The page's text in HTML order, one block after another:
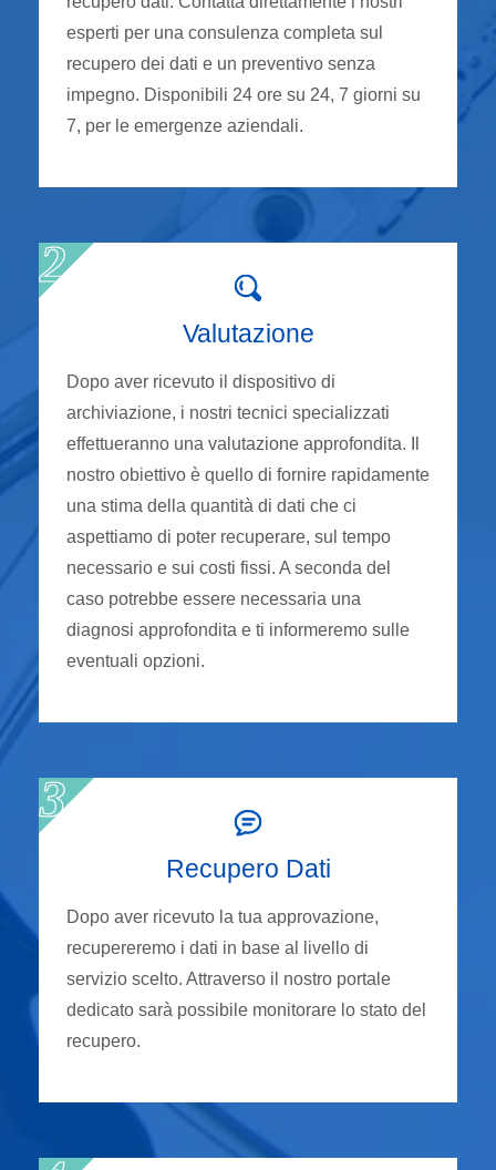
esperti per una consulenza completa sul
recupero dei dati e un preventivo senza
impegno. Disponibili 24 ore su 24, 7 giorni su
7, per le emergenze aziendali.
Valutazione
Dopo aver ricevuto il dispositivo di
archiviazione, i nostri tecnici specializzati
effettueranno una valutazione approfondita. Il
nostro obiettivo è quello di fornire rapidamente
una stima della quantità di dati che ci
aspettiamo di poter recuperare, sul tempo
necessario e sui costi fissi. A seconda del
caso potrebbe essere necessaria una
diagnosi approfondita e ti informeremo sulle
eventuali opzioni.
Recupero Dati
Dopo aver ricevuto la tua approvazione,
recupereremo i dati in base al livello di
servizio scelto. Attraverso il nostro portale
dedicato sarà possibile monitorare lo stato del
recupero.